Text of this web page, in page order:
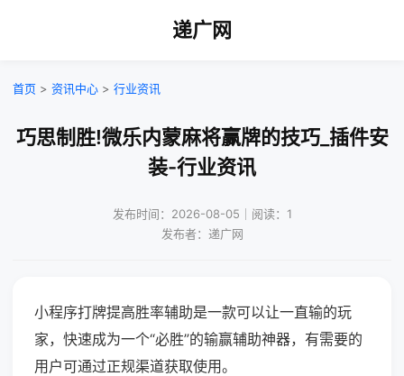
递广网
首页 > 资讯中心 > 行业资讯
巧思制胜!微乐内蒙麻将赢牌的技巧_插件安
装-行业资讯
发布时间：2026-08-05｜阅读：1
发布者：递广网
小程序打牌提高胜率辅助是一款可以让一直输的玩
家，快速成为一个“必胜”的输赢辅助神器，有需要的
用户可通过正规渠道获取使用。